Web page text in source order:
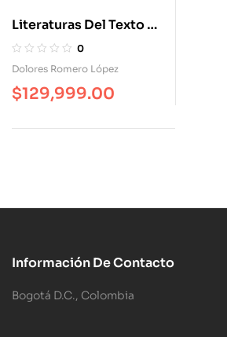
Literaturas Del Texto Al
Hipermedia
0
Dolores Romero López
$129,999.00
Información De Contacto
Bogotá D.C., Colombia